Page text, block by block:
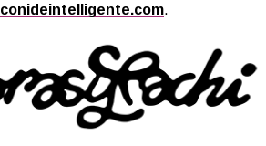
conideintelligente.com.